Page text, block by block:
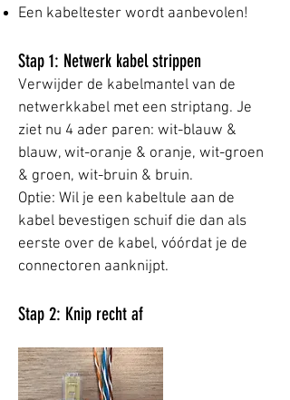
Een kabeltester wordt aanbevolen!
Stap 1: Netwerk kabel strippen
Verwijder de kabelmantel van de
netwerkkabel met een striptang. Je
ziet nu 4 ader paren: wit-blauw &
blauw, wit-oranje & oranje, wit-groen
& groen, wit-bruin & bruin.
Optie: Wil je een kabeltule aan de
kabel bevestigen schuif die dan als
eerste over de kabel, vóórdat je de
connectoren aanknijpt.
Stap 2: Knip recht af